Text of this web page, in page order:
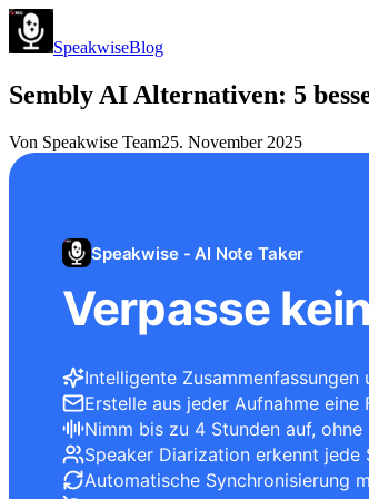
SpeakwiseBlog
Sembly AI Alternativen: 5
Von Speakwise Team25. November 2025
Speakwise - AI Note Taker
Verpasse
Intelligente Zusammenfassungen
Erstelle aus jeder Aufnahme eine
Nimm bis zu 4 Stunden auf, ohne
Speaker Diarization erkennt jede
Automatische Synchronisierung